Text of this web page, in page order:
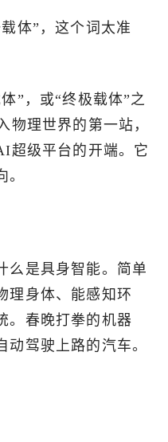
体”，这个词太准
”，或“终极载体”之
物理世界的第一站，
超级平台的开端。它
么是具身智能。简单
理身体、能感知环
。春晚打拳的机器
动驾驶上路的汽车。